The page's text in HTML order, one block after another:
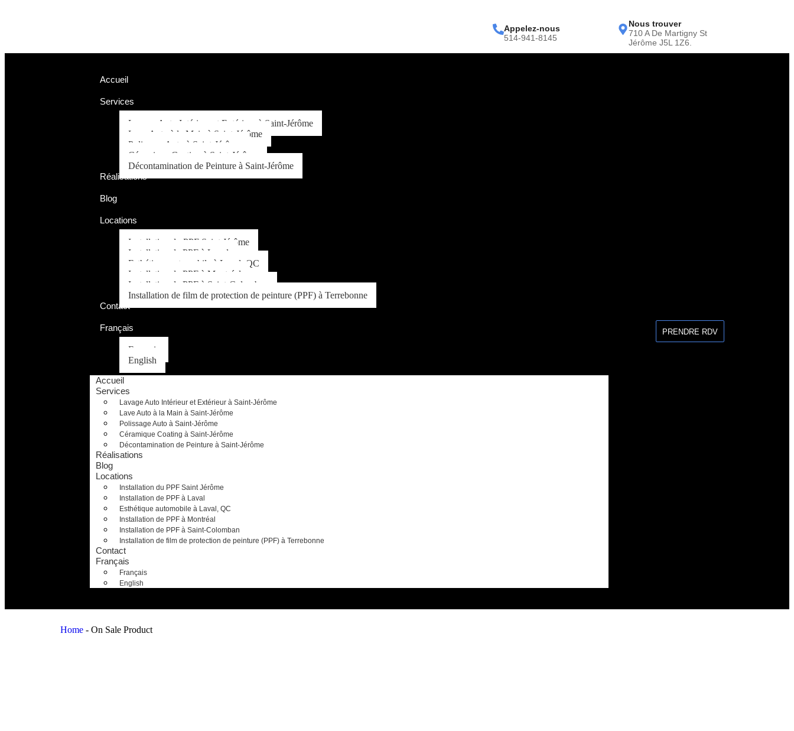
Appelez-nous
514-941-8145
Nous trouver
710 A De Martigny St
Jérôme J5L 1Z6.
Accueil
Services
Lavage Auto Intérieur et Extérieur à Saint-Jérôme
Lave Auto à la Main à Saint-Jérôme
Polissage Auto à Saint-Jérôme
Céramique Coating à Saint-Jérôme
Décontamination de Peinture à Saint-Jérôme
Réalisations
Blog
Locations
Installation du PPF Saint Jérôme
Installation de PPF à Laval
Esthétique automobile à Laval, QC
Installation de PPF à Montréal
Installation de PPF à Saint-Colomban
Installation de film de protection de peinture (PPF) à Terrebonne
Contact
Français
Français
English
Accueil
Services
Lavage Auto Intérieur et Extérieur à Saint-Jérôme
Lave Auto à la Main à Saint-Jérôme
Polissage Auto à Saint-Jérôme
Céramique Coating à Saint-Jérôme
Décontamination de Peinture à Saint-Jérôme
Réalisations
Blog
Locations
Installation du PPF Saint Jérôme
Installation de PPF à Laval
Esthétique automobile à Laval, QC
Installation de PPF à Montréal
Installation de PPF à Saint-Colomban
Installation de film de protection de peinture (PPF) à Terrebonne
Contact
Français
Français
English
PRENDRE RDV
Home - On Sale Product